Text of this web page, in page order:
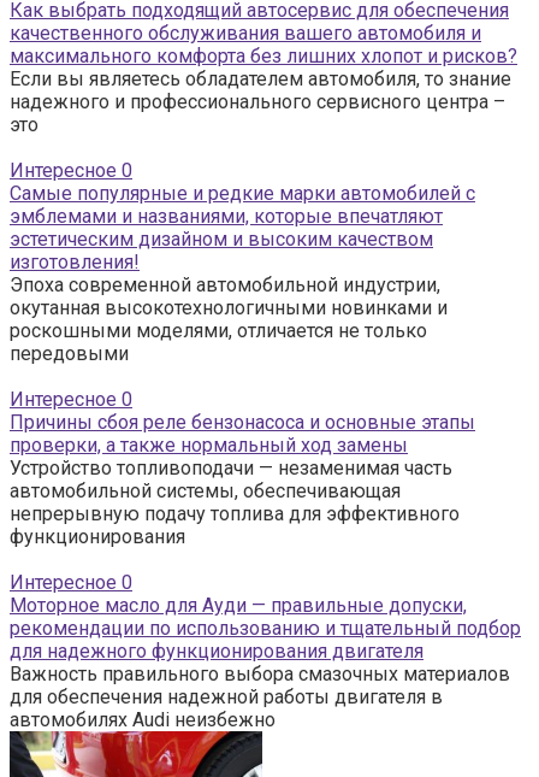
Как выбрать подходящий автосервис для обеспечения
качественного обслуживания вашего автомобиля и
максимального комфорта без лишних хлопот и рисков?
Если вы являетесь обладателем автомобиля, то знание
надежного и профессионального сервисного центра –
это
Интересное 0
Самые популярные и редкие марки автомобилей с
эмблемами и названиями, которые впечатляют
эстетическим дизайном и высоким качеством
изготовления!
Эпоха современной автомобильной индустрии,
окутанная высокотехнологичными новинками и
роскошными моделями, отличается не только
передовыми
Интересное 0
Причины сбоя реле бензонасоса и основные этапы
проверки, а также нормальный ход замены
Устройство топливоподачи — незаменимая часть
автомобильной системы, обеспечивающая
непрерывную подачу топлива для эффективного
функционирования
Интересное 0
Моторное масло для Ауди — правильные допуски,
рекомендации по использованию и тщательный подбор
для надежного функционирования двигателя
Важность правильного выбора смазочных материалов
для обеспечения надежной работы двигателя в
автомобилях Audi неизбежно